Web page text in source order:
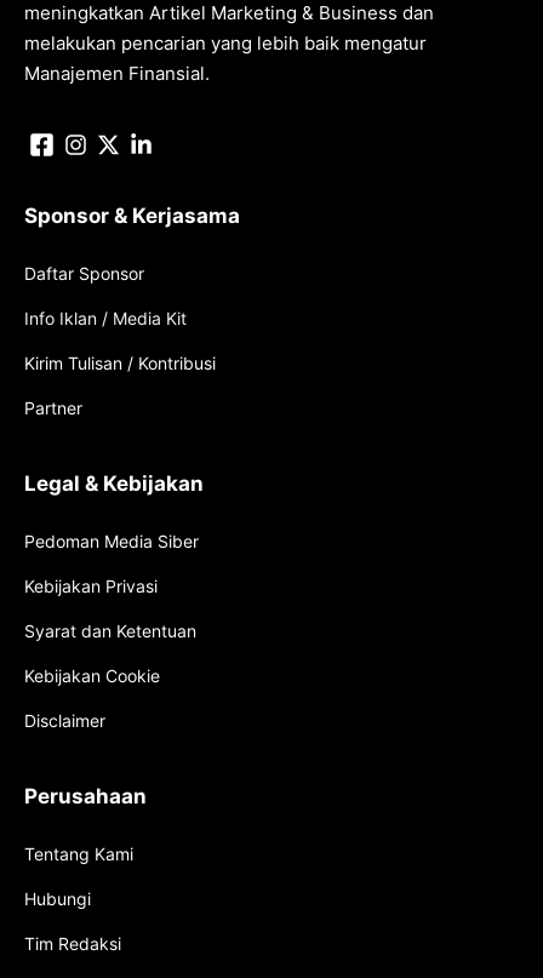
meningkatkan Artikel Marketing & Business dan
melakukan pencarian yang lebih baik mengatur
Manajemen Finansial.
Sponsor & Kerjasama
Daftar Sponsor
Info Iklan / Media Kit
Kirim Tulisan / Kontribusi
Partner
Legal & Kebijakan
Pedoman Media Siber
Kebijakan Privasi
Syarat dan Ketentuan
Kebijakan Cookie
Disclaimer
Perusahaan
Tentang Kami
Hubungi
Tim Redaksi